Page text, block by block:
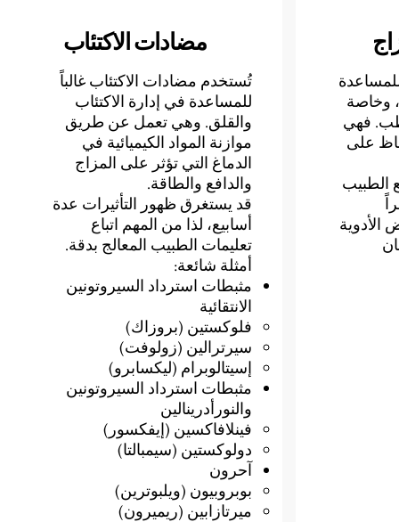
مضادات الاكتئاب
تُستخدم مضادات الاكتئاب غالباً
للمساعدة في إدارة الاكتئاب
والقلق. وهي تعمل عن طريق
موازنة المواد الكيميائية في
الدماغ التي تؤثر على المزاج
والدافع والطاقة.
قد يستغرق ظهور التأثيرات عدة
أسابيع، لذا من المهم اتباع
تعليمات الطبيب المعالج بدقة.
أمثلة شائعة:
مثبطات استرداد السيروتونين
الانتقائية
فلوكستين (بروزاك)
سيرترالين (زولوفت)
إسيتالوبرام (ليكسابرو)
مثبطات استرداد السيروتونين
والنورأدرينالين
فينلافاكسين (إيفكسور)
دولوكستين (سيمبالتا)
آحرون
بوبروبيون (ويلبوترين)
ميرتازابين (ريميرون)
وخاصة
فهي
على
الطبيب
الأدوية